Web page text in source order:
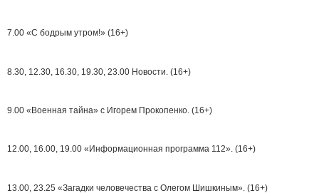
7.00 «С бодрым утром!» (16+)
8.30, 12.30, 16.30, 19.30, 23.00 Новости. (16+)
9.00 «Военная тайна» с Игорем Прокопенко. (16+)
12.00, 16.00, 19.00 «Информационная программа 112». (16+)
13.00, 23.25 «Загадки человечества с Олегом Шишкиным». (16+)